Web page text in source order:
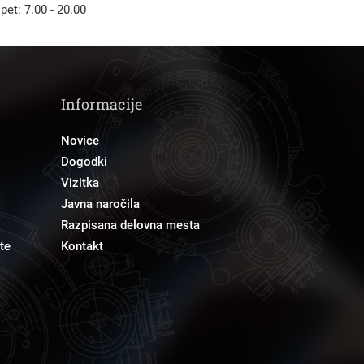
7.00 - 20.00
Informacije
Novice
Dogodki
Vizitka
Javna naročila
Razpisana delovna mesta
Kontakt